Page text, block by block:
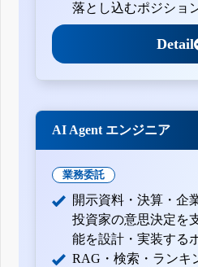
落とし込むポジショ
Detail
AI Agent エンジニア
業務委託
開示資料・決算・企
投資家の意思決定を
能を設計・実装する
RAG・検索・ランキ